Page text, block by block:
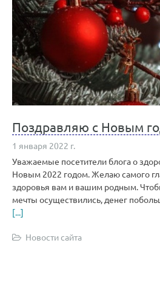
Поздравляю с Новым
1 января 2022 г.
Уважаемые посетители блога о
Новым 2022 годом. Желаю самого
здоровья вам и вашим родным.
мечты осуществились, денег
[...]
Новости сайта